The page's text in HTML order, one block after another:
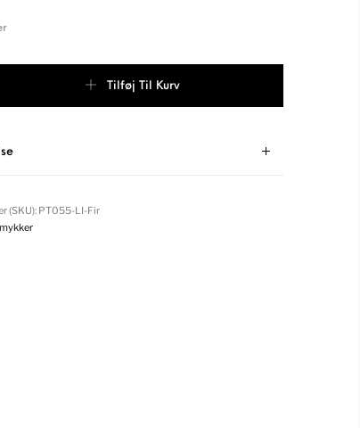
Tilføj Til Kurv
(SKU): PT055-LI-Fir